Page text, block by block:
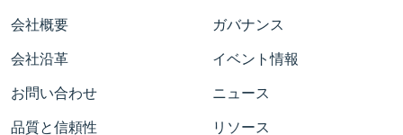
会社概要
会社沿革
お問い合わせ
品質と信頼性
ガバナンス
イベント情報
ニュース
リソース